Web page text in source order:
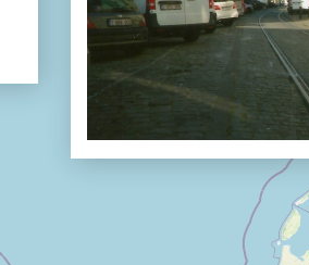
Soeperlange tocht
Afleveringen
Bounding Boxes
Ambiance, ambiance, ambiance